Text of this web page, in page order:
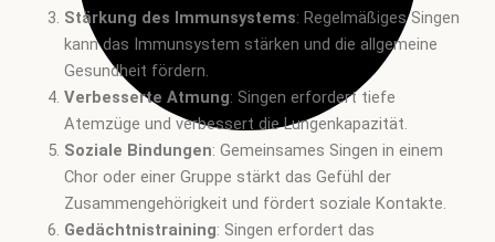
Stärkung des Immunsystems: Regelmäßiges Singen
kann das Immunsystem stärken und die allgemeine
Gesundheit fördern.
Verbesserte Atmung: Singen erfordert tiefe
Atemzüge und verbessert die Lungenkapazität.
Soziale Bindungen: Gemeinsames Singen in einem
Chor oder einer Gruppe stärkt das Gefühl der
Zusammengehörigkeit und fördert soziale Kontakte.
Gedächtnistraining: Singen erfordert das